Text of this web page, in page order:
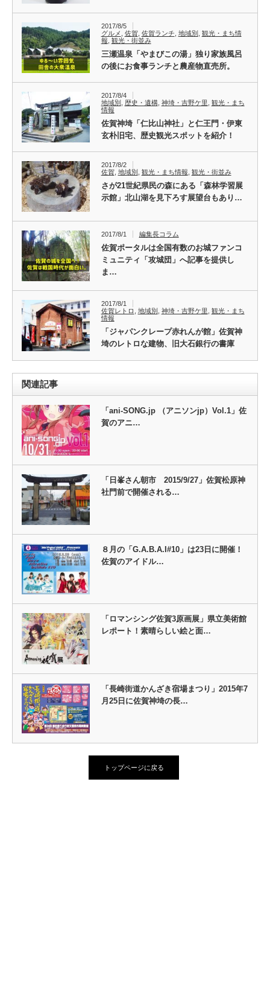
2017/8/5
グルメ
佐賀, 佐賀ランチ 地域別 観光・まち情
報 観光・街並み
三瀬温泉「やまびこの湯」独り家族風呂
の後にお食事ランチと農産物直売所。
2017/8/4
地域別
歴史・遺構, 神埼・吉野ケ里 観光・まち
情報
佐賀神埼「仁比山神社」と仁王門・伊東
玄朴旧宅、歴史観光スポットを紹介！
2017/8/2
佐賀, 地域別 観光・まち情報 観光・街並み
さが21世紀県民の森にある「森林学習展
示館」北山湖を見下ろす展望台もあり…
2017/8/1 編集長コラム
佐賀ポータルは全国有数のお城ファンコ
ミュニティ「攻城団」へ記事を提供し
ま…
2017/8/1
佐賀レトロ , 地域別 , 神埼・吉野ケ里, 観光・まち
情報
「ジャパンクレープ赤れんが館」佐賀神
埼のレトロな建物、旧大石銀行の書庫
関連記事
「ani-SONG.jp （アニソンjp）Vol.1」佐
賀のアニ…
「日峯さん朝市 2015/9/27」佐賀松原神
社門前で開催される…
８月の「G.A.B.A.I#10」は23日に開催！
佐賀のアイドル…
「ロマンシング佐賀3原画展」県立美術館
レポート！素晴らしい絵と面…
「長崎街道かんざき宿場まつり」2015年7
月25日に佐賀神埼の長…
トップページに戻る